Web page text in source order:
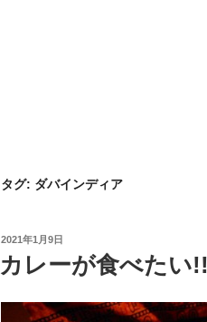
タグ: ダバインディア
投
稿
日:
2021年1月9日
カレーが食べたい!!